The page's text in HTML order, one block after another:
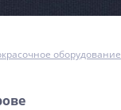
оборудование